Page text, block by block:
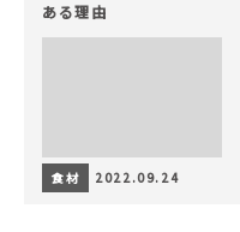
ある理由
食材 2022.09.24